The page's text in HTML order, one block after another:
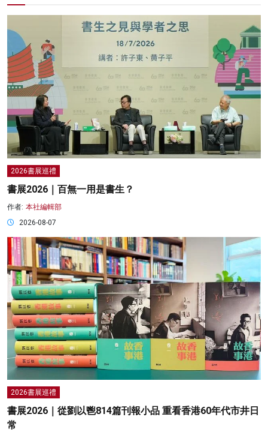
2026書展巡禮
書展2026｜百無一用是書生？
作者: 本社編輯部
2026-08-07
2026書展巡禮
書展2026｜從劉以鬯814篇刊報小品 重看香港60年代市井日
常